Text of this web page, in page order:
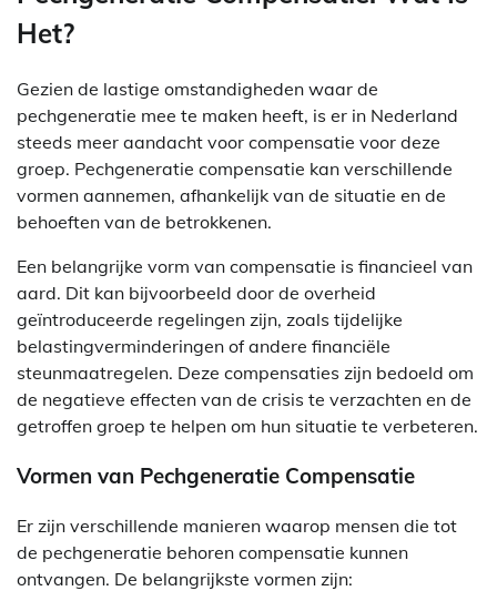
Het?
Gezien de lastige omstandigheden waar de
pechgeneratie mee te maken heeft, is er in Nederland
steeds meer aandacht voor compensatie voor deze
groep. Pechgeneratie compensatie kan verschillende
vormen aannemen, afhankelijk van de situatie en de
behoeften van de betrokkenen.
Een belangrijke vorm van compensatie is financieel van
aard. Dit kan bijvoorbeeld door de overheid
geïntroduceerde regelingen zijn, zoals tijdelijke
belastingverminderingen of andere financiële
steunmaatregelen. Deze compensaties zijn bedoeld om
de negatieve effecten van de crisis te verzachten en de
getroffen groep te helpen om hun situatie te verbeteren.
Vormen van Pechgeneratie Compensatie
Er zijn verschillende manieren waarop mensen die tot
de pechgeneratie behoren compensatie kunnen
ontvangen. De belangrijkste vormen zijn: